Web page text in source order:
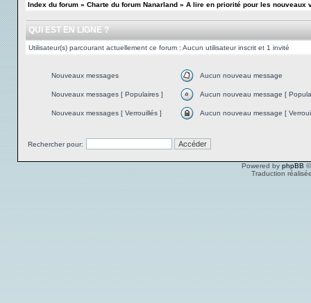
Index du forum » Charte du forum Nanarland » A lire en priorité pour les nouveaux
QUI EST EN LIGNE ?
Utilisateur(s) parcourant actuellement ce forum : Aucun utilisateur inscrit et 1 invité
Nouveaux messages Aucun nouveau message
Nouveaux messages [ Populaires ] Aucun nouveau message [
Nouveaux messages [ Verrouillés ] Aucun nouveau message [
Rechercher pour:
Powered by phpBB
Traduction